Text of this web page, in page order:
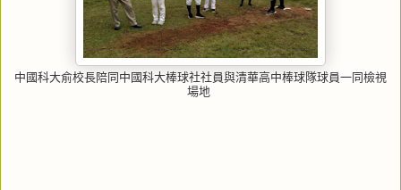
中國科大俞校長陪同中國科大棒球社社員與清華高中棒球隊球員一同檢視
場地